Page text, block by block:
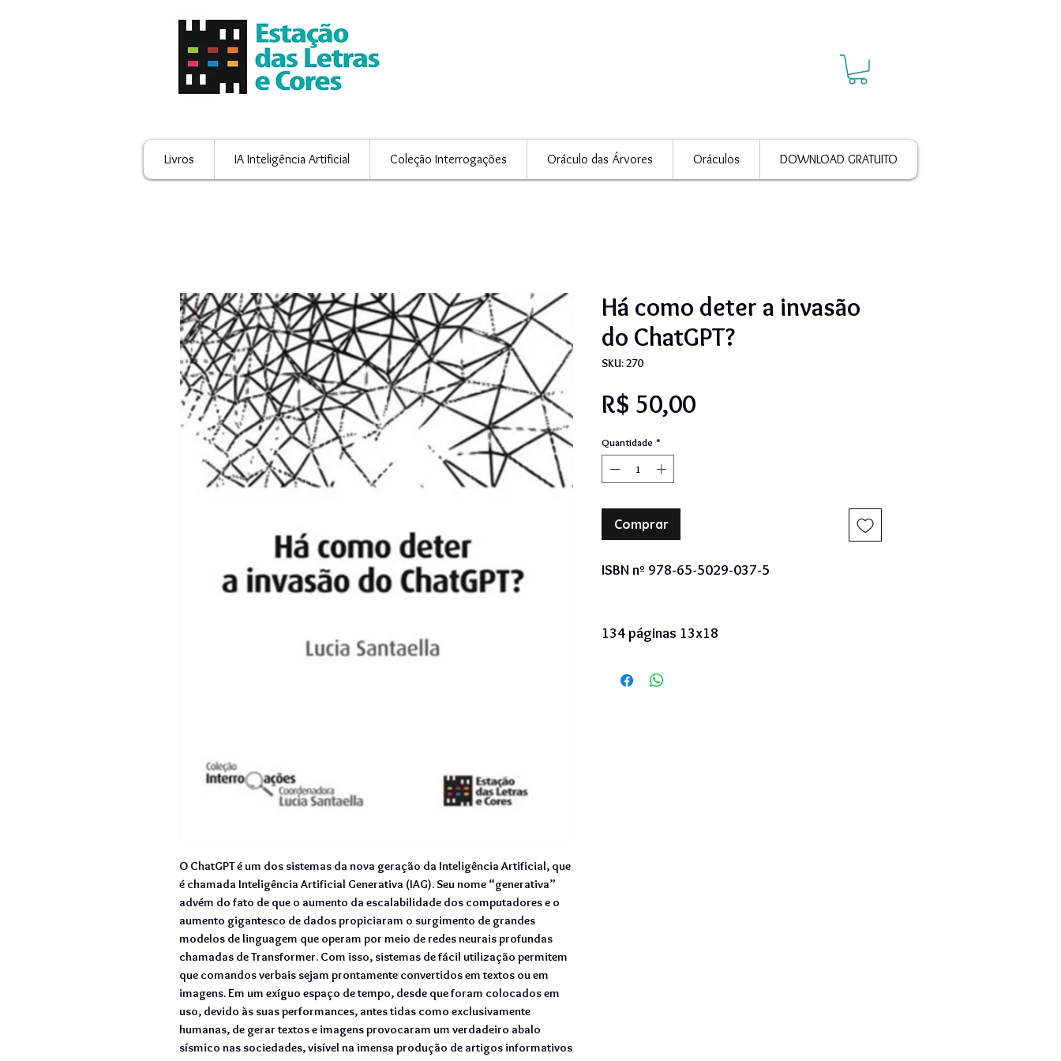
Livros IA Inteligência Artificial Coleção Interrogações Oráculo das Árvores Oráculos DOWNLOAD GRATUITO
O ChatGPT é um dos sistemas da nova geração da Inteligência Artificial, que
é chamada Inteligência Artificial Generativa (IAG). Seu nome “generativa”
advém do fato de que o aumento da escalabilidade dos computadores e o
aumento gigantesco de dados propiciaram o surgimento de grandes
modelos de linguagem que operam por meio de redes neurais profundas
chamadas de Transformer. Com isso, sistemas de fácil utilização permitem
que comandos verbais sejam prontamente convertidos em textos ou em
imagens. Em um exíguo espaço de tempo, desde que foram colocados em
uso, devido às suas performances, antes tidas como exclusivamente
humanas, de gerar textos e imagens provocaram um verdadeiro abalo
sísmico nas sociedades, visível na imensa produção de artigos informativos
Há como deter a invasão
do ChatGPT?
SKU: 270
R$ 50,00Preço
Quantidade *
Comprar
ISBN nº 978-65-5029-037-5
134 páginas 13x18